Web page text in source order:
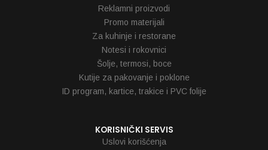
Reklamni proizvodi
Promo materijali
Za kuhinje i restorane
Notesi i rokovnici
Šolje, termosi, boce
Kutije za pakovanje i poklone
ID program, kartice, trakice i PVC folije
KORISNIČKI SERVIS
Uslovi korišćenja